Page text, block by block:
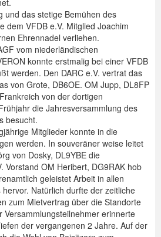
und das stetige Bemühen des
dem VFDB e.V. Mitglied Joachim
Ehrennadel verliehen.
vom niederländischen
konnte erstmalig bei einer VFDB
werden. Den DARC e.V. vertrat das
von Grote, DB6OE. OM Jupp, DL8FP
von der dortigen
die Jahresversammlung des
besucht.
Mitglieder konnte in die
werden. In souveräner weise leitet
von Dosky, DL9YBE die
Vorstand OM Heribert, DG9RAK hob
geleistet Arbeit in allen
Natürlich durfte der zeitliche
zum Mietvertrag über die Standorte
Versammlungsteilnehmer erinnerte
der vergangenen 2 Jahre. Auf der